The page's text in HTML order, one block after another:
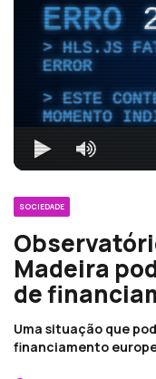
ERRO
HLS.JS
ERROR
ESTE
MOMENTO
SOCIEDADE
Madeira
de
Uma situação que
financiamento